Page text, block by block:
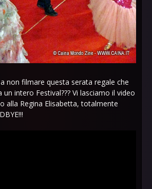
non filmare questa serata regale che
intero Festival??? Vi lasciamo il video
alla Regina Elisabetta, totalmente